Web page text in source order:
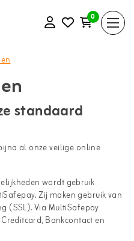
0
standaard
al onze veilige online
wordt gebruik
Zij maken gebruik van
(SSL). Via MultiSafepay
Bankcontact en